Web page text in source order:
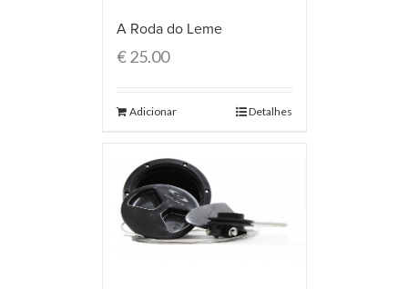
A Roda do Leme
€25.00
Adicionar Detalhes